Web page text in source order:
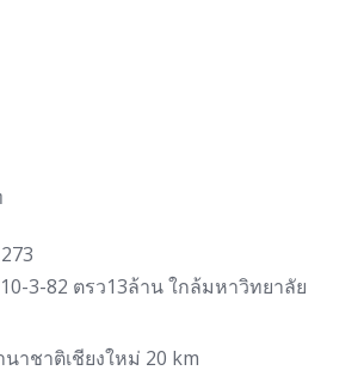
273
3-82 ตรว13ล้าน ใกล้มหาวิทยาลัย
าชาติเชียงใหม่ 20 km